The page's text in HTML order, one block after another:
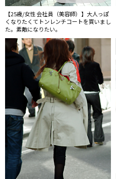
【25歳/女性 会社員（美容師）】大人っぽ
くなりたくてトンレンチコートを買いまし
た。素敵になりたい。